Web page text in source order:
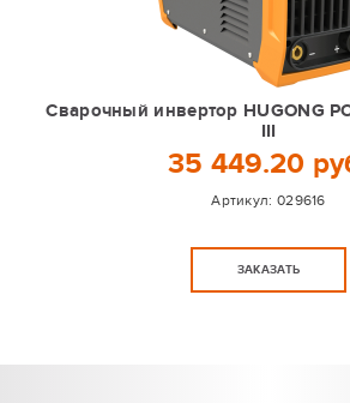
Сварочный инвертор HUGONG
III
35 449.20
Артикул: 029616
ЗАКАЗАТЬ